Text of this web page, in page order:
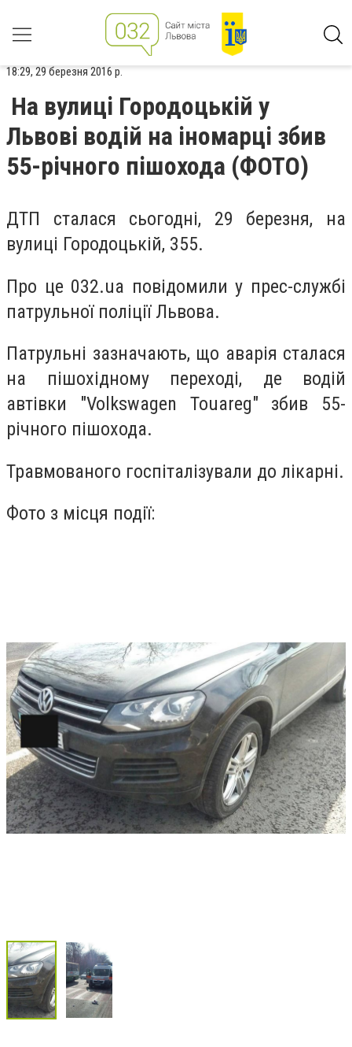
18:29, 29 березня 2016 р.
На вулиці Городоцькій у
Львові водій на іномарці збив
55-річного пішохода (ФОТО)
ДТП сталася сьогодні, 29 березня, на
вулиці Городоцькій, 355.
Про це 032.ua повідомили у прес-службі
патрульної поліції Львова.
Патрульні зазначають, що аварія сталася
на пішохідному переході, де водій
автівки "Volkswagen Touareg" збив 55-
річного пішохода.
Травмованого госпіталізували до лікарні.
Фото з місця події: